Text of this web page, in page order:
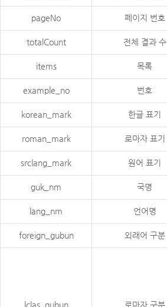
pageNo 페이지 번호
totalCount 전체 결과 수
items 목록
example_no 번호
korean_mark 한글 표기
roman_mark 로마자 표기
srclang_mark 원어 표기
guk_nm 국명
lang_nm 언어명
foreign_gubun 외래어 구분
lclas_gubun 로마자 구분